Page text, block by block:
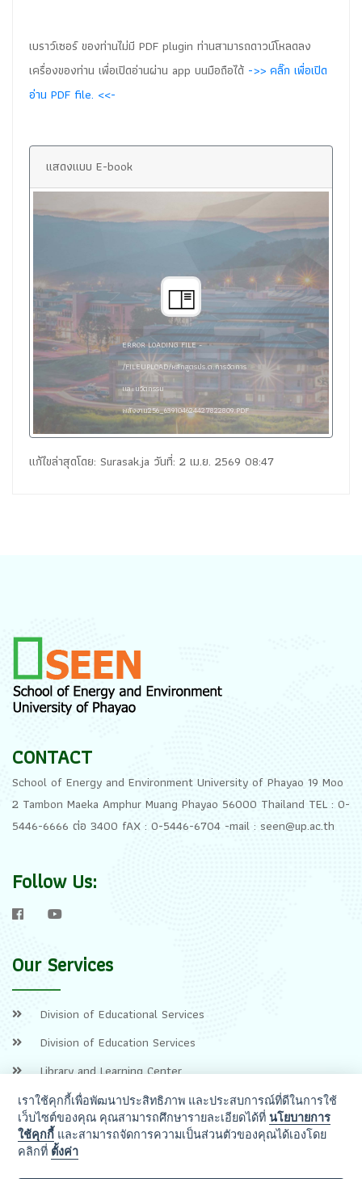
เบราว์เซอร์ ของท่านไม่มี PDF plugin ท่านสามารถดาวน์โหลดลง
เครื่องของท่าน เพื่อเปิดอ่านผ่าน app บนมือถือได้ ->> คลิ๊ก เพื่อเปิด
อ่าน PDF file. <<-
แสดงแบบ E-book
ERROR LOADING FILE -
/FILEUPLOAD/หลักสูตรปร.ด.การจัดการ
และนวัตกรรม
พลังงาน256_639104624427822809.PDF
แก้ไขล่าสุดโดย: Surasak.ja วันที่: 2 เม.ย. 2569 08:47
CONTACT
School of Energy and Environment University of Phayao 19 Moo
2 Tambon Maeka Amphur Muang Phayao 56000 Thailand TEL : 0-
5446-6666 ต่อ 3400 fAX : 0-5446-6704 -mail : seen@up.ac.th
Follow Us:
Our Services
Division of Educational Services
Division of Education Services
Library and Learning Center
เราใช้คุกกี้เพื่อพัฒนาประสิทธิภาพ และประสบการณ์ที่ดีในการใช้
เว็บไซต์ของคุณ คุณสามารถศึกษารายละเอียดได้ที่นโยบายการ
ใช้คุกกี้ และสามารถจัดการความเป็นส่วนตัวของคุณได้เองโดย
คลิกที่ ตั้งค่า